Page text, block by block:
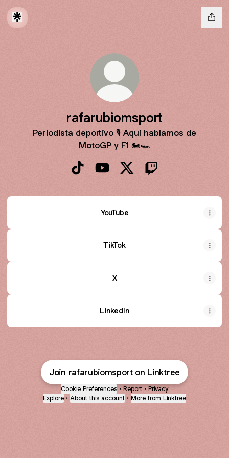
rafarubiomsport
Periodista deportivo 🎙️ Aquí hablamos de
MotoGP y F1 🏍️🏎️
YouTube
YouTube
TikTok
X
LinkedIn
Join rafarubiomsport on Linktree
Cookie Preferences • Report • Privacy
Explore • About this account • More from Linktree